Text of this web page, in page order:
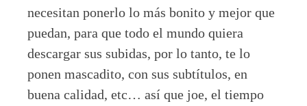
necesitan ponerlo lo más bonito y mejor que
puedan, para que todo el mundo quiera
descargar sus subidas, por lo tanto, te lo
ponen mascadito, con sus subtítulos, en
buena calidad, etc… así que joe, el tiempo